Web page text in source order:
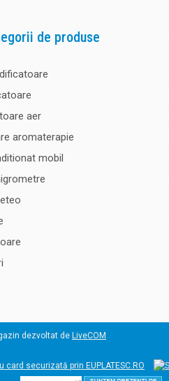
de produse
aer
aromaterapie
mobil
dezvoltat de LiveCOM